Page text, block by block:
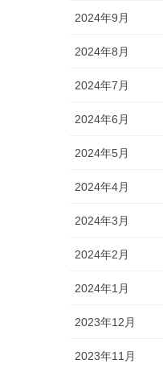
2024年9月
2024年8月
2024年7月
2024年6月
2024年5月
2024年4月
2024年3月
2024年2月
2024年1月
2023年12月
2023年11月